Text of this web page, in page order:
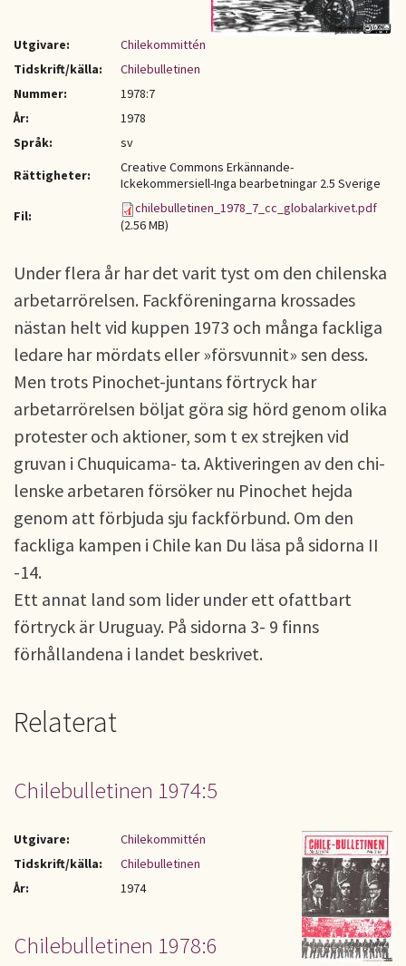
Utgivare:
Chilekommittén
Tidskrift/källa:
Chilebulletinen
Nummer:
1978:7
År:
1978
Språk:
sv
Rättigheter:
Creative Commons Erkännande-
Ickekommersiell-Inga bearbetningar 2.5 Sverige
Fil:
chilebulletinen_1978_7_cc_globalarkivet.pdf
(2.56 MB)
Under flera år har det varit tyst om den chilenska
arbe­tarrörelsen. Fackföreningarna krossades
nästan helt vid kup­pen 1973 och många fackliga
ledare har mördats eller »för­svunnit» sen dess.
Men trots Pinochet-juntans förtryck har
arbetarrörelsen böljat göra sig hörd genom olika
protester och aktioner, som t ex strej­ken vid
gruvan i Chuquicama- ta. Aktiveringen av den chi­
lenske arbetaren försöker nu Pinochet hejda
genom att för­bjuda sju fackförbund. Om den
fackliga kampen i Chile kan Du läsa på sidorna II
-14.
Ett annat land som lider un­der ett ofattbart
förtryck är Uruguay. På sidorna 3- 9 finns
förhållandena i landet beskrivet.
Relaterat
Chilebulletinen 1974:5
Utgivare:
Chilekommittén
Tidskrift/källa:
Chilebulletinen
År:
1974
Chilebulletinen 1978:6